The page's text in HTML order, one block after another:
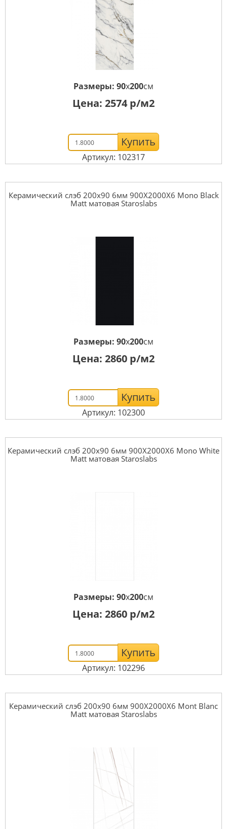
Размеры: 90x200см
Цена: 2574 р/м2
Купить
Артикул: 102317
Керамический слэб 200x90 6мм 900X2000X6 Mono Black
Matt матовая Staroslabs
Размеры: 90x200см
Цена: 2860 р/м2
Купить
Артикул: 102300
Керамический слэб 200x90 6мм 900X2000X6 Mono White
Matt матовая Staroslabs
Размеры: 90x200см
Цена: 2860 р/м2
Купить
Артикул: 102296
Керамический слэб 200x90 6мм 900X2000X6 Mont Blanc
Matt матовая Staroslabs